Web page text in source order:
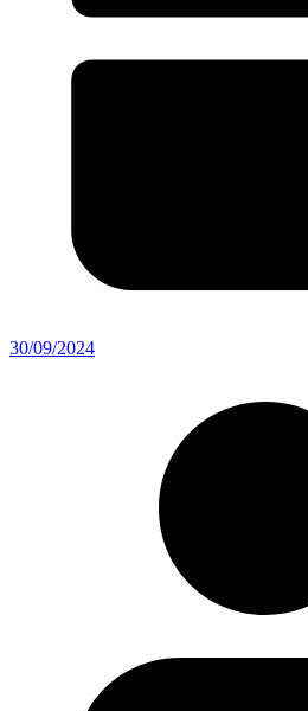
30/09/2024